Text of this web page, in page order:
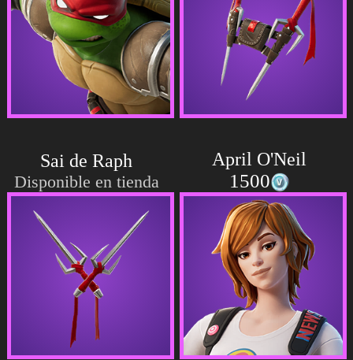
Sai de Raph
Disponible en tienda
April O'Neil
1500